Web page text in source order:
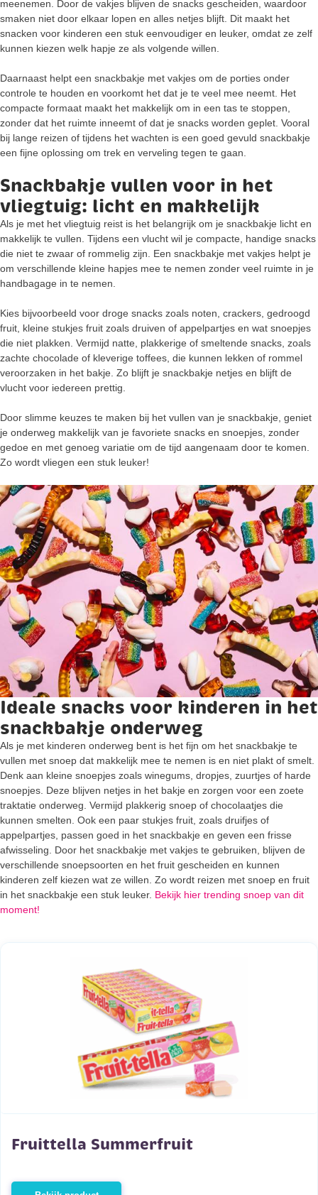
meenemen. Door de vakjes blijven de snacks gescheiden, waardoor
smaken niet door elkaar lopen en alles netjes blijft. Dit maakt het
snacken voor kinderen een stuk eenvoudiger en leuker, omdat ze zelf
kunnen kiezen welk hapje ze als volgende willen.
Daarnaast helpt een snackbakje met vakjes om de porties onder
controle te houden en voorkomt het dat je te veel mee neemt. Het
compacte formaat maakt het makkelijk om in een tas te stoppen,
zonder dat het ruimte inneemt of dat je snacks worden geplet. Vooral
bij lange reizen of tijdens het wachten is een goed gevuld snackbakje
een fijne oplossing om trek en verveling tegen te gaan.
Snackbakje vullen voor in het
vliegtuig: licht en makkelijk
Als je met het vliegtuig reist is het belangrijk om je snackbakje licht en
makkelijk te vullen. Tijdens een vlucht wil je compacte, handige snacks
die niet te zwaar of rommelig zijn. Een snackbakje met vakjes helpt je
om verschillende kleine hapjes mee te nemen zonder veel ruimte in je
handbagage in te nemen.
Kies bijvoorbeeld voor droge snacks zoals noten, crackers, gedroogd
fruit, kleine stukjes fruit zoals druiven of appelpartjes en wat snoepjes
die niet plakken. Vermijd natte, plakkerige of smeltende snacks, zoals
zachte chocolade of kleverige toffees, die kunnen lekken of rommel
veroorzaken in het bakje. Zo blijft je snackbakje netjes en blijft de
vlucht voor iedereen prettig.
Door slimme keuzes te maken bij het vullen van je snackbakje, geniet
je onderweg makkelijk van je favoriete snacks en snoepjes, zonder
gedoe en met genoeg variatie om de tijd aangenaam door te komen.
Zo wordt vliegen een stuk leuker!
Ideale snacks voor kinderen in het
snackbakje onderweg
Als je met kinderen onderweg bent is het fijn om het snackbakje te
vullen met snoep dat makkelijk mee te nemen is en niet plakt of smelt.
Denk aan kleine snoepjes zoals winegums, dropjes, zuurtjes of harde
snoepjes. Deze blijven netjes in het bakje en zorgen voor een zoete
traktatie onderweg. Vermijd plakkerig snoep of chocolaatjes die
kunnen smelten. Ook een paar stukjes fruit, zoals druifjes of
appelpartjes, passen goed in het snackbakje en geven een frisse
afwisseling. Door het snackbakje met vakjes te gebruiken, blijven de
verschillende snoepsoorten en het fruit gescheiden en kunnen
kinderen zelf kiezen wat ze willen. Zo wordt reizen met snoep en fruit
in het snackbakje een stuk leuker. Bekijk hier trending snoep van dit
moment!
Fruittella Summerfruit